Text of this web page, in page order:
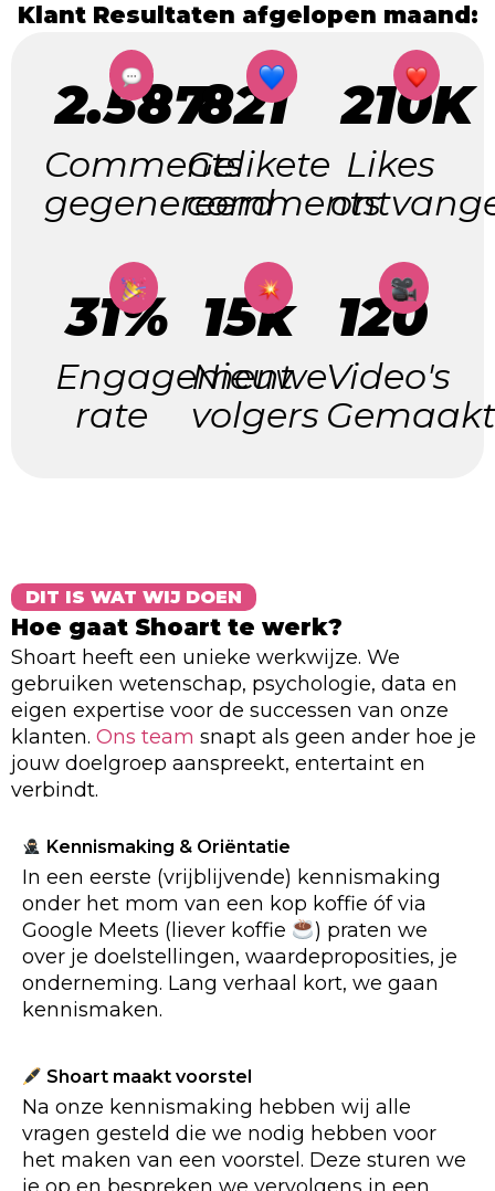
Klant Resultaten afgelopen maand:
2.587
Comments
gegenereerd
821
Gelikete
comments
210K
Likes
31%
Engagement
rate
15k
Nieuwe
volgers
120
Video's
DIT IS WAT WIJ DOEN
Hoe gaat Shoart te werk?
Shoart heeft een unieke werkwijze. We
gebruiken wetenschap, psychologie, data en
eigen expertise voor de successen van onze
klanten. Ons team snapt als geen ander hoe je
jouw doelgroep aanspreekt, entertaint en
verbindt.
Kennismaking & Oriëntatie
In een eerste (vrijblijvende) kennismaking
onder het mom van een kop koffie óf via
Google Meets (liever koffie
) praten we
over je doelstellingen, waardeproposities, je
onderneming. Lang verhaal kort, we gaan
kennismaken.
Shoart maakt voorstel
Na onze kennismaking hebben wij alle
vragen gesteld die we nodig hebben voor
het maken van een voorstel. Deze sturen we